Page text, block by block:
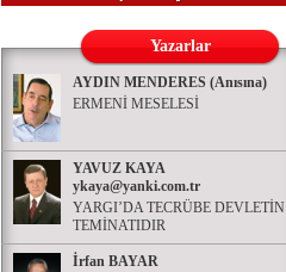
Yazarlar
AYDIN MENDERES (Anısına)
ERMENİ MESELESİ
YAVUZ KAYA
ykaya@yanki.com.tr
YARGI’DA TECRÜBE DEVLETİN
TEMİNATIDIR
İrfan BAYAR